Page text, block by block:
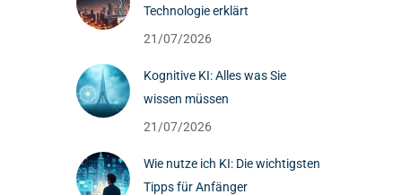
Technologie erklärt
21/07/2026
Kognitive KI: Alles was Sie
wissen müssen
21/07/2026
Wie nutze ich KI: Die wichtigsten
Tipps für Anfänger